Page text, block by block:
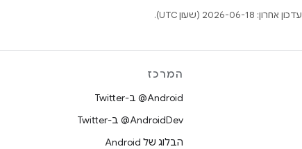
עדכון אחרון: 2026-06-18 (שעון UTC).
המרכז
‎@Android ב-Twitter
‎@AndroidDev ב-Twitter
הבלוג של Android